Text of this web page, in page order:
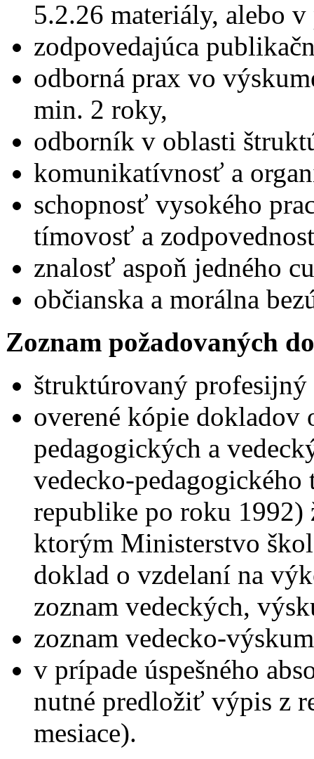
5.2.26 materiály, alebo
zodpovedajúca
odborná prax vo
min. 2 roky,
odborník v oblasti
komunikatívnosť a
schopnosť vysokého
tímovosť a
znalosť aspoň jedného
občianska a morálna
Zoznam požadovaných
štruktúrovaný
overené kópie dokladov
pedagogických a
vedecko-
republike po roku
ktorým Ministerstvo
doklad o vzdelaní na
zoznam vedeckých,
zoznam vedecko-
v prípade úspešného
nutné predložiť výpis z
mesiace).